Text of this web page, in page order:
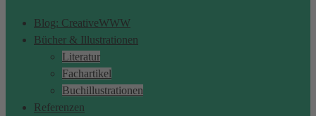
Blog: CreativeWWW
Bücher & Illustrationen
Literatur
Fachartikel
Buchillustrationen
Referenzen